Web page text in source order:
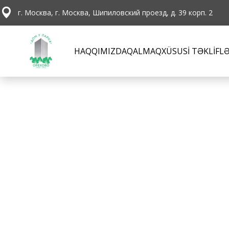
г. Москва, г. Москва, Шипиловский проезд, д. 39 корп. 2
HAQQIMIZDAQALMAQXÜSUSİ